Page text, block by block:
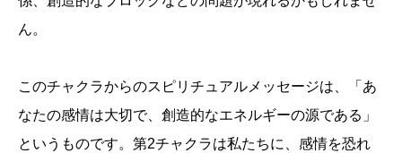
ん。
このチャクラからのスピリチュアルメッセージは、「あ
なたの感情は大切で、創造的なエネルギーの源である」
というものです。第2チャクラは私たちに、感情を恐れ